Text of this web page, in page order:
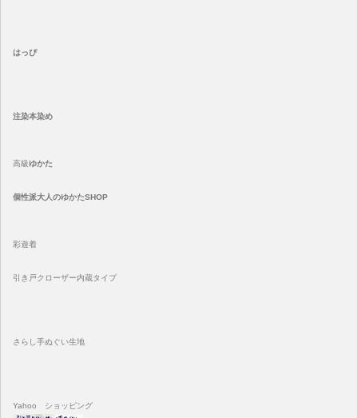
はっぴ
注染本染め
高級ゆかた
個性派大人のゆかたSHOP
彩遊着
引き戸クローザー内蔵タイプ
さらし手ぬぐい生地
Yahoo ショッピング